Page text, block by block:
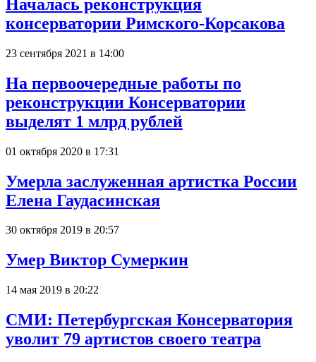
Началась реконструкция
консерватории Римского-Корсакова
23 сентября 2021 в 14:00
На первоочередные работы по
реконструкции Консерватории
выделят 1 млрд рублей
01 октября 2020 в 17:31
Умерла заслуженная артистка России
Елена Гаудасинская
30 октября 2019 в 20:57
Умер Виктор Сумеркин
14 мая 2019 в 20:22
СМИ: Петербургская Консерватория
уволит 79 артистов своего театра